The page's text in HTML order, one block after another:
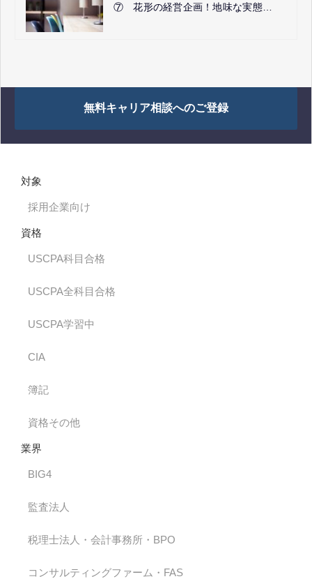
⑦ 花形の経営企画！地味な実態へ
無料キャリア相談へのご登録
対象
採用企業向け
資格
USCPA科目合格
USCPA全科目合格
USCPA学習中
CIA
簿記
資格その他
業界
BIG4
監査法人
税理士法人・会計事務所・BPO
コンサルティングファーム・FAS